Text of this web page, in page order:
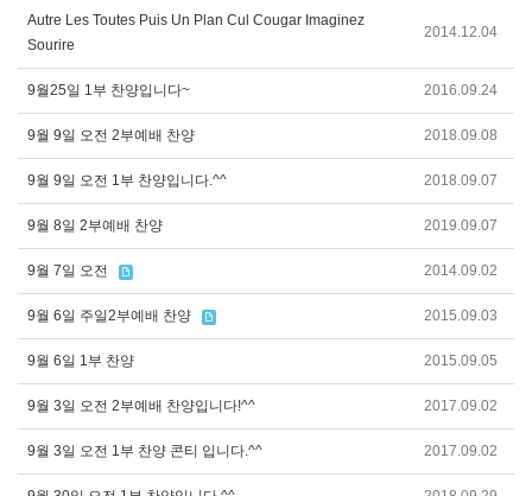
Autre Les Toutes Puis Un Plan Cul Cougar Imaginez
Sourire
2014.12.04
9월25일 1부 찬양입니다~ 2016.09.24
9월 9일 오전 2부예배 찬양 2018.09.08
9월 9일 오전 1부 찬양입니다.^^ 2018.09.07
9월 8일 2부예배 찬양 2019.09.07
9월 7일 오전 2014.09.02
9월 6일 주일2부예배 찬양 2015.09.03
9월 6일 1부 찬양 2015.09.05
9월 3일 오전 2부예배 찬양입니다!^^ 2017.09.02
9월 3일 오전 1부 찬양 콘티 입니다.^^ 2017.09.02